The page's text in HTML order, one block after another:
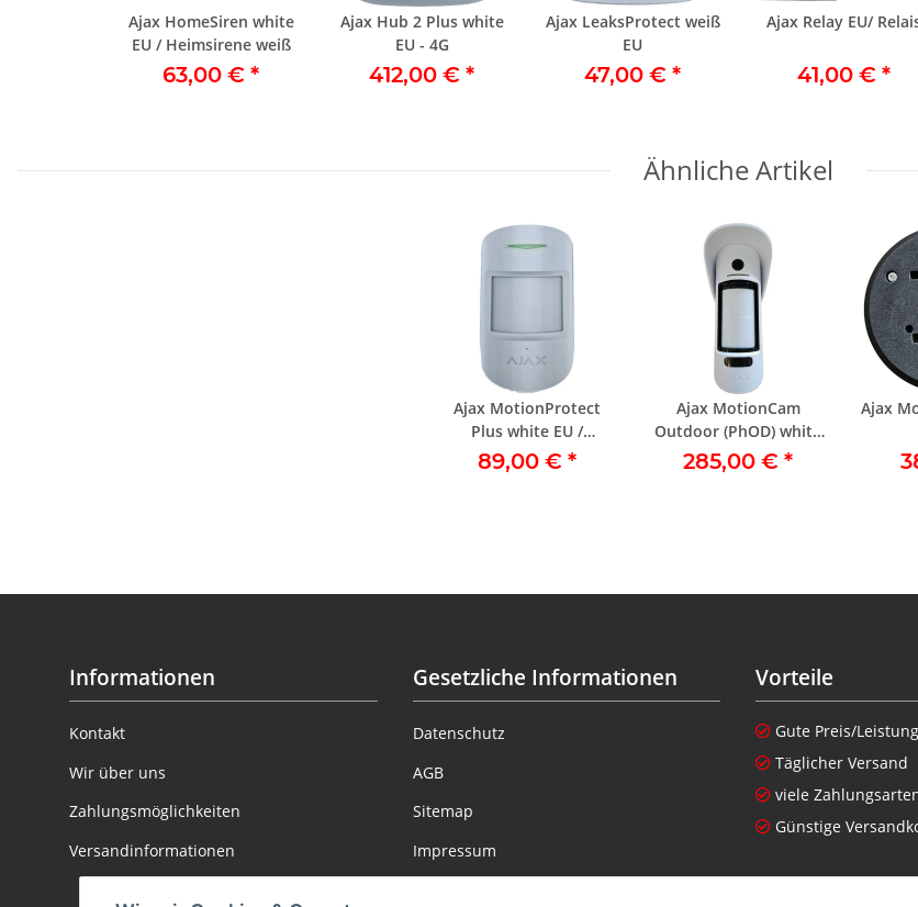
Ajax HomeSiren white
EU / Heimsirene weiß
63,00 € *
Ajax Hub 2 Plus white
EU - 4G
412,00 € *
Ajax LeaksProtect weiß
EU
47,00 € *
Ajax Relay EU/
41,00 € *
Ähnliche Artikel
Ajax MotionProtect
Plus white EU /
Bewegungsschutz weiß
89,00 € *
Ajax MotionCam
Outdoor (PhOD) white
EU / Bewegungskamera
draußen, weiß
285,00 € *
Ajax
Informationen
Kontakt
Wir über uns
Zahlungsmöglichkeiten
Versandinformationen
Gesetzliche Informationen
Datenschutz
AGB
Sitemap
Impressum
Vorteile
Gute Preis/Leistung
Täglicher Versand
viele
Günstige